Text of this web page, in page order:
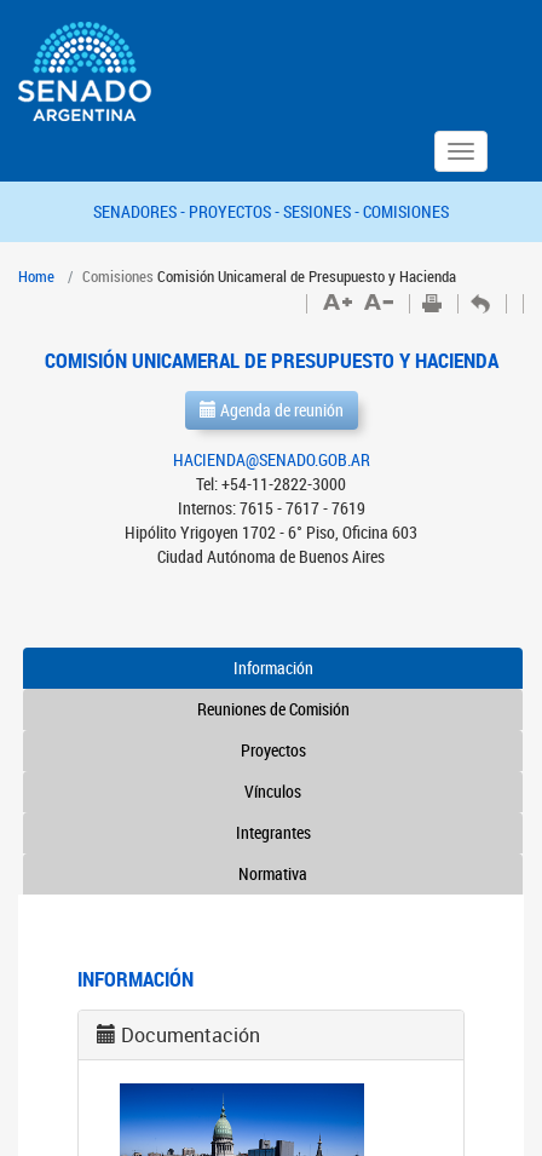
Toggle
navigation
SENADORES - PROYECTOS -SESIONES -COMISIONES
Home Comisiones Comisión Unicameral de Presupuesto y Hacienda
COMISIÓN UNICAMERAL DE PRESUPUESTO Y HACIENDA
Agenda de reunión
HACIENDA@SENADO.GOB.AR
Tel: +54-11-2822-3000
Internos: 7615 - 7617 - 7619
Hipólito Yrigoyen 1702 - 6° Piso, Oficina 603
Ciudad Autónoma de Buenos Aires
Información
Reuniones de Comisión
Proyectos
Vínculos
Integrantes
Normativa
INFORMACIÓN
Documentación